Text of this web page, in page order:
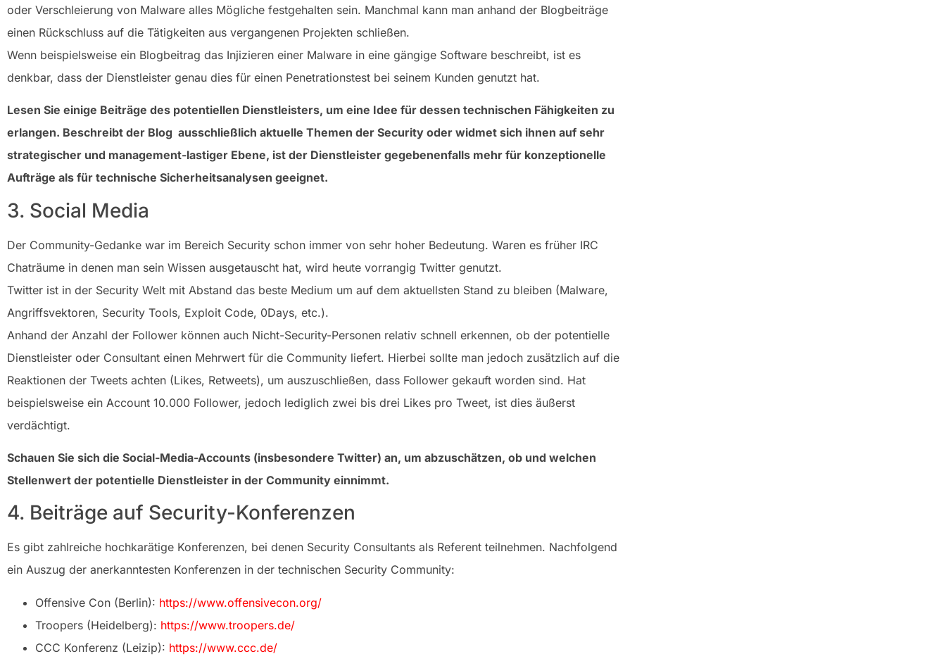
oder Verschleierung von Malware alles Mögliche festgehalten sein. Manchmal kann man anhand der Blogbeiträge
einen Rückschluss auf die Tätigkeiten aus vergangenen Projekten schließen.
Wenn beispielsweise ein Blogbeitrag das Injizieren einer Malware in eine gängige Software beschreibt, ist es
denkbar, dass der Dienstleister genau dies für einen Penetrationstest bei seinem Kunden genutzt hat.
Lesen Sie einige Beiträge des potentiellen Dienstleisters, um eine Idee für dessen technischen Fähigkeiten zu
erlangen. Beschreibt der Blog ausschließlich aktuelle Themen der Security oder widmet sich ihnen auf sehr
strategischer und management-lastiger Ebene, ist der Dienstleister gegebenenfalls mehr für konzeptionelle
Aufträge als für technische Sicherheitsanalysen geeignet.
3. Social Media
Der Community-Gedanke war im Bereich Security schon immer von sehr hoher Bedeutung. Waren es früher IRC
Chaträume in denen man sein Wissen ausgetauscht hat, wird heute vorrangig Twitter genutzt.
Twitter ist in der Security Welt mit Abstand das beste Medium um auf dem aktuellsten Stand zu bleiben (Malware,
Angriffsvektoren, Security Tools, Exploit Code, 0Days, etc.).
Anhand der Anzahl der Follower können auch Nicht-Security-Personen relativ schnell erkennen, ob der potentielle
Dienstleister oder Consultant einen Mehrwert für die Community liefert. Hierbei sollte man jedoch zusätzlich auf die
Reaktionen der Tweets achten (Likes, Retweets), um auszuschließen, dass Follower gekauft worden sind. Hat
beispielsweise ein Account 10.000 Follower, jedoch lediglich zwei bis drei Likes pro Tweet, ist dies äußerst
verdächtigt.
Schauen Sie sich die Social-Media-Accounts (insbesondere Twitter) an, um abzuschätzen, ob und welchen
Stellenwert der potentielle Dienstleister in der Community einnimmt.
4. Beiträge auf Security-Konferenzen
Es gibt zahlreiche hochkarätige Konferenzen, bei denen Security Consultants als Referent teilnehmen. Nachfolgend
ein Auszug der anerkanntesten Konferenzen in der technischen Security Community:
Offensive Con (Berlin): https://www.offensivecon.org/
Troopers (Heidelberg): https://www.troopers.de/
CCC Konferenz (Leizip): https://www.ccc.de/